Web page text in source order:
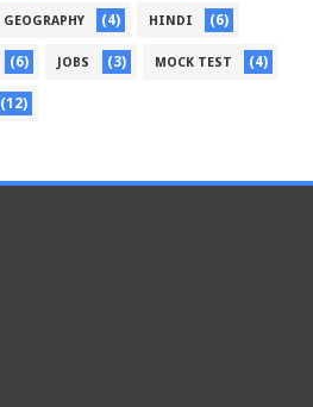
GEOGRAPHY (4) HINDI (6)
(6) JOBS (3) MOCK TEST (4)
(12)